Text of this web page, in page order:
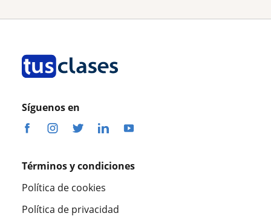
Síguenos en
Términos y condiciones
Política de cookies
Política de privacidad